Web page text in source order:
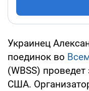
Украинец
поединок во
(WBSS)
США.